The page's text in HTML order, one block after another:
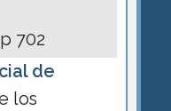
702
de
los